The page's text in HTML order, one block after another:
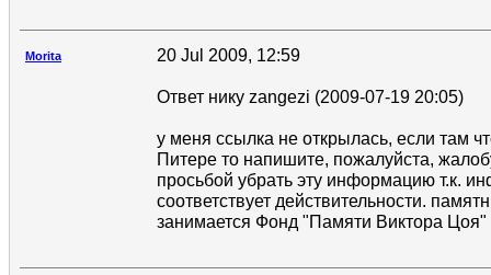
Morita 20 Jul 2009, 12:59
Ответ нику zangezi (2009-07-19 20:05)
у меня ссылка не открылась, если там
Питере то напишите, пожалуйста,
просьбой убрать эту информацию т.к.
соответствует действительности.
занимается Фонд "Памяти Виктора Цоя"